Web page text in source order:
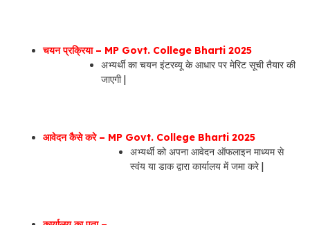
चयन प्रक्रिया – MP Govt. College Bharti 2025
अभ्यर्थी का चयन इंटरव्यू के आधार पर मेरिट सूची तैयार की
जाएगी |
आवेदन कैसे करे – MP Govt. College Bharti 2025
अभ्यर्थी को अपना आवेदन ऑफलाइन माध्यम से
स्वंय या डाक द्वारा कार्यालय में जमा करे |